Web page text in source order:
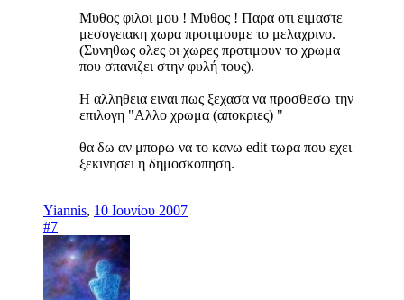
Μυθος φιλοι μου ! Μυθος ! Παρα οτι ειμαστε
μεσογειακη χωρα προτιμουμε το μελαχρινο.
(Συνηθως ολες οι χωρες προτιμουν το χρωμα
που σπανιζει στην φυλή τους).
Η αλληθεια ειναι πως ξεχασα να προσθεσω την
επιλογη "Αλλο χρωμα (αποκριες) "
θα δω αν μπορω να το κανω edit τωρα που εχει
ξεκινησει η δημοσκοπηση.
Yiannis, 10 Ιουνίου 2007
#7